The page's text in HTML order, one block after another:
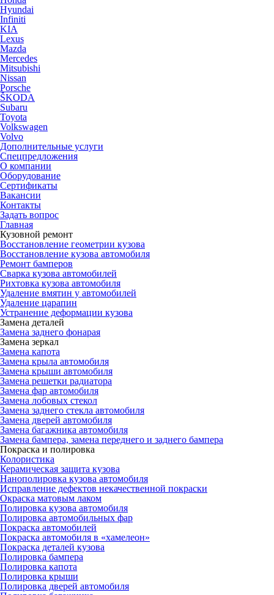
Hyundai
Infiniti
KIA
Lexus
Mazda
Mercedes
Mitsubishi
Nissan
Porsche
ŠKODA
Subaru
Toyota
Volkswagen
Volvo
Дополнительные услуги
Спецпредложения
О компании
Оборудование
Сертификаты
Вакансии
Контакты
Задать вопрос
Главная
Кузовной ремонт
Восстановление геометрии кузова
Восстановление кузова автомобиля
Ремонт бамперов
Сварка кузова автомобилей
Рихтовка кузова автомобиля
Удаление вмятин у автомобилей
Удаление царапин
Устранение деформации кузова
Замена деталей
Замена заднего фонарая
Замена зеркал
Замена капота
Замена крыла автомобиля
Замена крыши автомобиля
Замена решетки радиатора
Замена фар автомобиля
Замена лобовых стекол
Замена заднего стекла автомобиля
Замена дверей автомобиля
Замена багажника автомобиля
Замена бампера, замена переднего и заднего бампера
Покраска и полировка
Колористика
Керамическая защита кузова
Нанополировка кузова автомобиля
Исправление дефектов некачественной покраски
Окраска матовым лаком
Полировка кузова автомобиля
Полировка автомобильных фар
Покраска автомобилей
Покраска автомобиля в «хамелеон»
Покраска деталей кузова
Полировка бампера
Полировка капота
Полировка крыши
Полировка дверей автомобиля